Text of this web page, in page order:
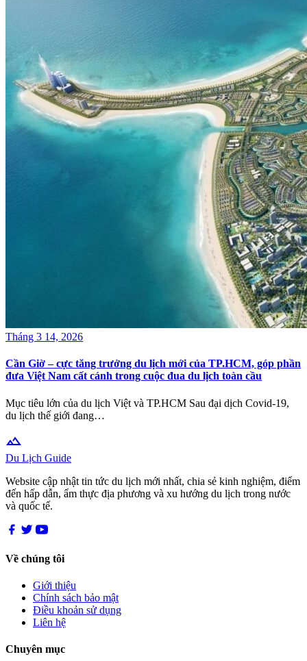
Tháng 3 14, 2026
Cần Giờ – cực tăng trưởng du lịch mới của TP.HCM, góp phần
đưa Việt Nam cất cánh trong cuộc đua du lịch toàn cầu
Mục tiêu lớn của du lịch Việt và TP.HCM Sau đại dịch Covid-19,
du lịch thế giới đang…
terrain
Du Lịch Guide
Website cập nhật tin tức du lịch mới nhất, chia sẻ kinh nghiệm, điểm
đến hấp dẫn, ẩm thực địa phương và xu hướng du lịch trong nước
và quốc tế.
Về chúng tôi
Giới thiệu
Chính sách bảo mật
Điều khoản sử dụng
Liên hệ
Chuyên mục